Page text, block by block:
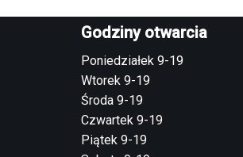
Godziny otwarcia
Poniedziałek 9-19
Wtorek 9-19
Środa 9-19
Czwartek 9-19
Piątek 9-19